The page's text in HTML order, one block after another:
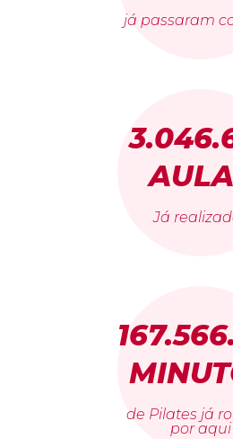
já passaram
Já
de Pilates já
por aqui